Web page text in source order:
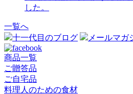
した。
一覧へ
十一代目のブログ
メールマガ
商品一覧
ご贈答品
ご自宅品
料理人のための食材